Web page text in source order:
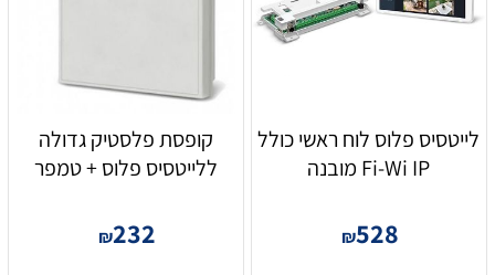
לייטסיס פלוס לוח ראשי כולל
Fi-Wi IP מובנה
₪528
קופסת פלסטיק גדולה
ללייטסיס פלוס + טמפר
₪232